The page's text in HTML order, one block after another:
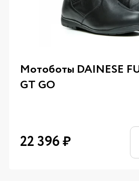
Мотоботы DAINESE
GT GO
22 396₽